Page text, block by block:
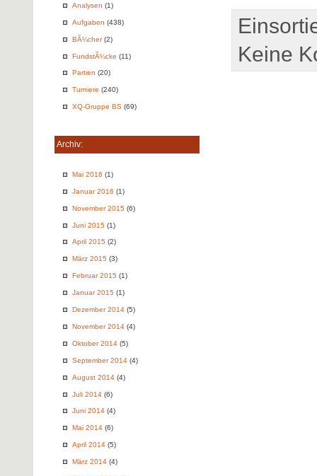
Analysen (1)
Aufgaben (438)
BÃ¼cher(2)
FundstÃ¼cke (11)
Partien (20)
Turniere (240)
XQ-Gruppe BS (69)
Archiv:
Mai 2016 (1)
Januar 2016 (1)
November 2015 (6)
Juni 2015 (1)
April 2015 (2)
März 2015 (3)
Februar 2015 (1)
Januar 2015 (1)
Dezember 2014 (5)
November 2014 (4)
Oktober 2014 (5)
September 2014 (4)
August 2014 (4)
Juli 2014 (6)
Juni 2014 (4)
Mai 2014 (6)
April 2014 (5)
März 2014 (4)
Keine